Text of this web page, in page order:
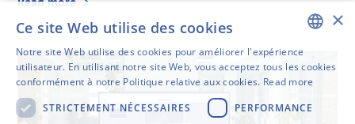
ENGLISH
SWEDISH
×
Ce site Web utilise des cookies
Notre site Web utilise des cookies pour améliorer l'expérience
utilisateur. En utilisant notre site Web, vous acceptez tous les cookies
conformément à notre Politique relative aux cookies. Read more
STRICTEMENT NÉCESSAIRES
PERFORMANCE